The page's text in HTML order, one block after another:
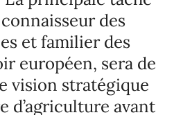
des
et familier des
européen, sera de
vision stratégique
d’agriculture avant